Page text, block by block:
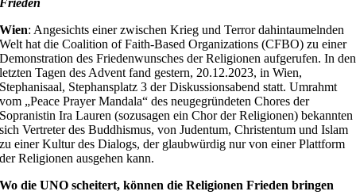
Frieden
Wien: Angesichts einer zwischen Krieg und Terror dahintaumelnden
Welt hat die Coalition of Faith-Based Organizations (CFBO) zu einer
Demonstration des Friedenwunsches der Religionen aufgerufen. In den
letzten Tagen des Advent fand gestern, 20.12.2023, in Wien,
Stephanisaal, Stephansplatz 3 der Diskussionsabend statt. Umrahmt
vom „Peace Prayer Mandala“ des neugegründeten Chores der
Sopranistin Ira Lauren (sozusagen ein Chor der Religionen) bekannten
sich Vertreter des Buddhismus, von Judentum, Christentum und Islam
zu einer Kultur des Dialogs, der glaubwürdig nur von einer Plattform
der Religionen ausgehen kann.
Wo die UNO scheitert, können die Religionen Frieden bringen